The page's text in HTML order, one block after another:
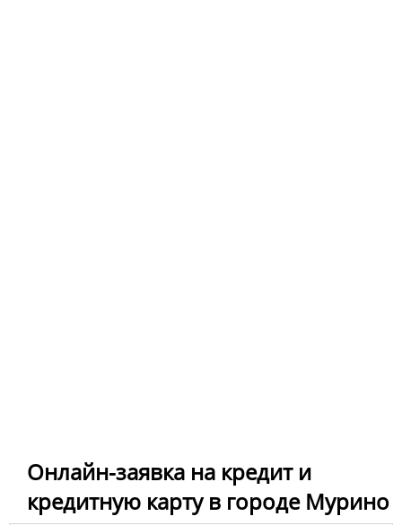
Онлайн-заявка на кредит и
кредитную карту в городе Мурино